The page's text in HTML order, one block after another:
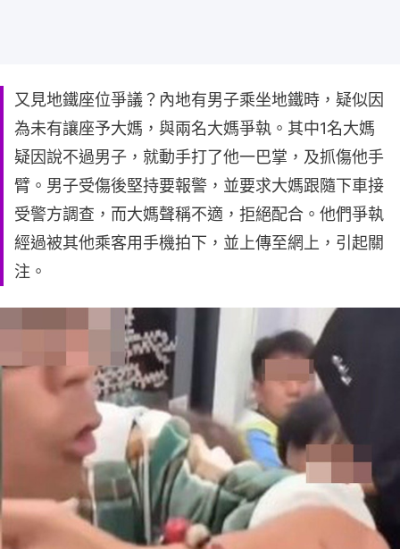
又見地鐵座位爭議？內地有男子乘坐地鐵時，疑似因
為未有讓座予大媽，與兩名大媽爭執。其中1名大媽
疑因說不過男子，就動手打了他一巴掌，及抓傷他手
臂。男子受傷後堅持要報警，並要求大媽跟隨下車接
受警方調查，而大媽聲稱不適，拒絕配合。他們爭執
經過被其他乘客用手機拍下，並上傳至網上，引起關
注。